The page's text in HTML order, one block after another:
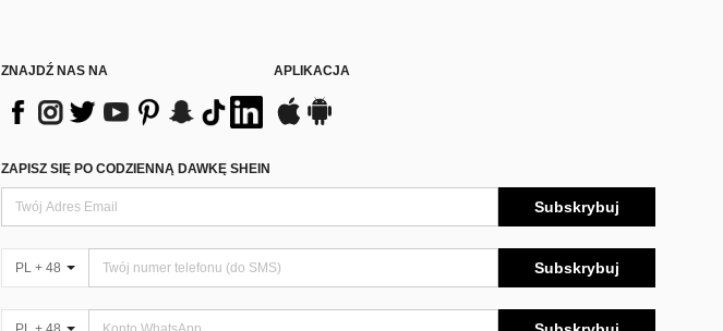
ZNAJDŹ NAS NA APLIKACJA
ZAPISZ SIĘ PO CODZIENNĄ DAWKĘ SHEIN
Subskrybuj
PL + 48 Subskrybuj